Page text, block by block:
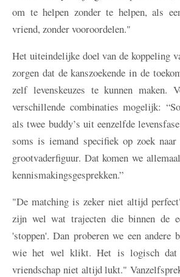
om te helpen zonder te helpen, als
vriend, zonder vooroordelen."
Het uiteindelijke doel van de koppeling
zorgen dat de kanszoekende in de
zelf levenskeuzes te kunnen maken.
verschillende combinaties mogelijk:
als twee buddy’s uit eenzelfde
soms is iemand specifiek op zoek
grootvaderfiguur. Dat komen we
kennismakingsgesprekken.”
"De matching is zeker niet altijd
zijn wel wat trajecten die binnen de
'stoppen'. Dan proberen we een andere
wie het wel klikt. Het is logisch dat
vriendschap niet altijd lukt."